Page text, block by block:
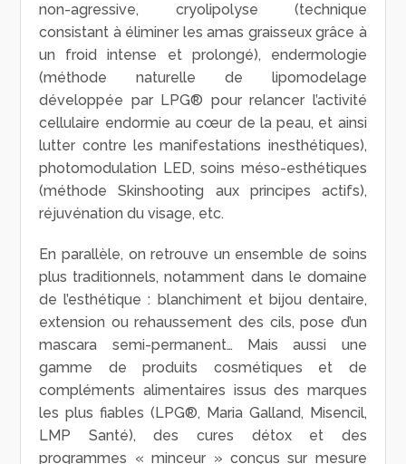
non-agressive, cryolipolyse (technique
consistant à éliminer les amas graisseux grâce à
un froid intense et prolongé), endermologie
(méthode naturelle de lipomodelage
développée par LPG® pour relancer l’activité
cellulaire endormie au cœur de la peau, et ainsi
lutter contre les manifestations inesthétiques),
photomodulation LED, soins méso-esthétiques
(méthode Skinshooting aux principes actifs),
réjuvénation du visage, etc.
En parallèle, on retrouve un ensemble de soins
plus traditionnels, notamment dans le domaine
de l’esthétique : blanchiment et bijou dentaire,
extension ou rehaussement des cils, pose d’un
mascara semi-permanent… Mais aussi une
gamme de produits cosmétiques et de
compléments alimentaires issus des marques
les plus fiables (LPG®, Maria Galland, Misencil,
LMP Santé), des cures détox et des
programmes « minceur » conçus sur mesure